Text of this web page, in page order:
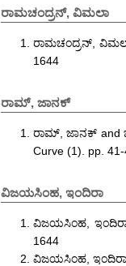
ರಾಮಚಂದ್ರನ್, ವಿಮಲಾ
ರಾಮಚಂದ್ರನ್,
1644
ರಾಮ್, ಜಾನಕ್
ರಾಮ್, ಜಾನಕ್ and
Curve (1). pp.
ವಿಜಯಸಿಂಹ, ಇಂದಿರಾ
ವಿಜಯಸಿಂಹ,
1644
ವಿಜಯಸಿಂಹ, ಇಂದಿರಾ